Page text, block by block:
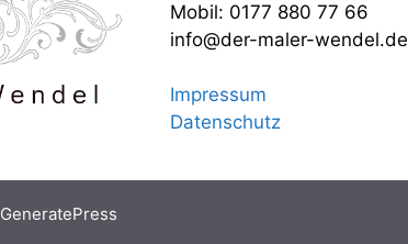
Mobil: 0177 880 77 66
info@der-maler-wendel.de
Impressum
Datenschutz
GeneratePress